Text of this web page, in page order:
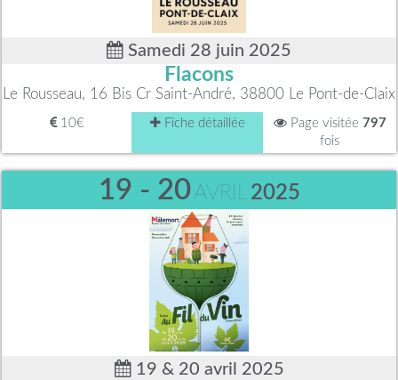
Samedi 28 juin 2025
Flacons
Le Rousseau, 16 Bis Cr Saint-André, 38800 Le Pont-de-Claix
10€ Fiche détaillée Page visitée 797
fois
19 - 20AVRIL 2025
19 & 20 avril 2025